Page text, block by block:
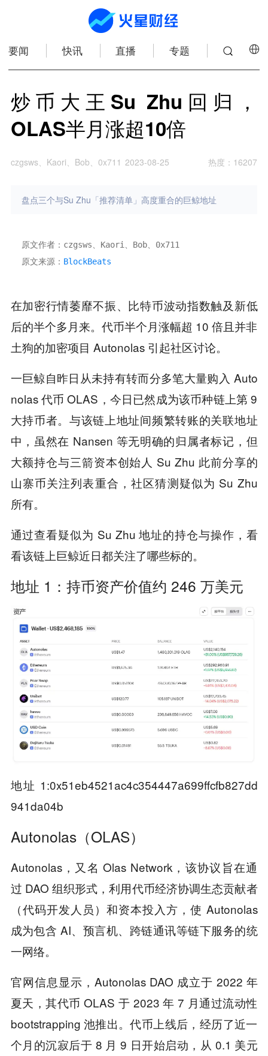
要闻 快讯 直播 专题
炒币大王Su Zhu回归，
OLAS半月涨超10倍
czgsws、Kaori、Bob、0x711 2023-08-25 热度 ： 16207
盘点三个与Su Zhu「推荐清单」高度重合的巨鲸地址
原文作者：czgsws、Kaori、Bob、0x711
原文来源： BlockBeats
在加密行情萎靡不振、比特币波动指数触及新低
后的半个多月来。代币半个月涨幅超 10 倍且并非
土狗的加密项目 Autonolas 引起社区讨论。
一巨鲸自昨日从未持有转而分多笔大量购入 Auto
nolas 代币 OLAS，今日已然成为该币种链上第 9
大持币者。与该链上地址间频繁转账的关联地址
中，虽然在 Nansen 等无明确的归属者标记，但
大额持仓与三箭资本创始人 Su Zhu 此前分享的
山寨币关注列表重合，社区猜测疑似为 Su Zhu
所有。
通过查看疑似为 Su Zhu 地址的持仓与操作，看
看该链上巨鲸近日都关注了哪些标的。
地址 1：持币资产价值约 246 万美元
地址 1:0x51eb4521ac4c354447a699ffcfb827dd
941da04b
Autonolas（OLAS）
Autonolas，又名 Olas Network，该协议旨在通
过 DAO 组织形式，利用代币经济协调生态贡献者
（代码开发人员）和资本投入方，使 Autonolas
成为包含 AI、预言机、跨链通讯等链下服务的统
一网络。
官网信息显示，Autonolas DAO 成立于 2022 年
夏天，其代币 OLAS 于 2023 年 7 月通过流动性
bootstrapping 池推出。代币上线后，经历了近一
个月的沉寂后于 8 月 9 日开始启动，从 0.1 美元